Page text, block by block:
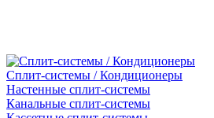
Сплит-системы / Кондиционеры
Настенные сплит-системы
Канальные сплит-системы